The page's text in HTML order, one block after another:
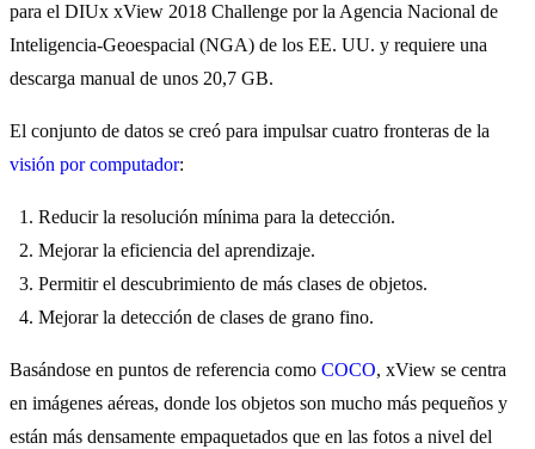
para el DIUx xView 2018 Challenge por la Agencia Nacional de
Inteligencia-Geoespacial (NGA) de los EE. UU. y requiere una
descarga manual de unos 20,7 GB.
El conjunto de datos se creó para impulsar cuatro fronteras de la
visión por computador:
Reducir la resolución mínima para la detección.
Mejorar la eficiencia del aprendizaje.
Permitir el descubrimiento de más clases de objetos.
Mejorar la detección de clases de grano fino.
Basándose en puntos de referencia como COCO, xView se centra
en imágenes aéreas, donde los objetos son mucho más pequeños y
están más densamente empaquetados que en las fotos a nivel del